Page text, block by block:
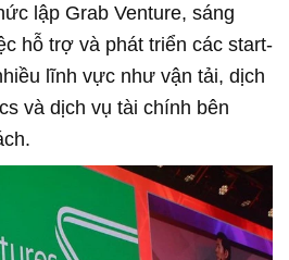
lập Grab Venture, sáng
hỗ trợ và phát triển các start-
lĩnh vực như vận tải, dịch
và dịch vụ tài chính bên